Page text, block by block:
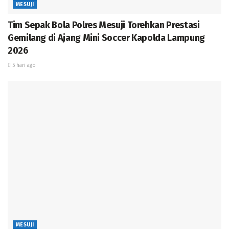
hanya melatih fisik, tetapi juga memperkokoh rasa
MESUJI
Tim Sepak Bola Polres Mesuji Torehkan Prestasi
Gemilang di Ajang Mini Soccer Kapolda Lampung
2026
5 hari ago
MESUJI